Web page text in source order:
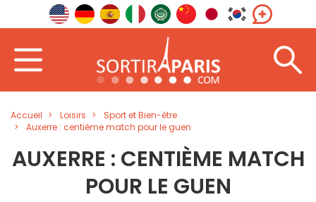
Accueil Loisirs
Sport et Bien-être
Auxerre : centième match pour le guen
AUXERRE : CENTIÈME MATCH
POUR LE GUEN